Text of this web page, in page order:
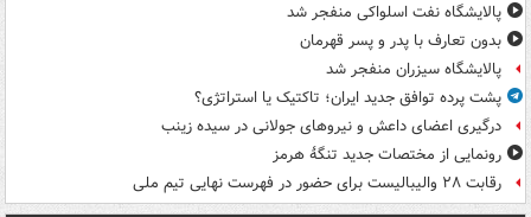
پالایشگاه نفت اسلواکی منفجر شد
بدون تعارف با پدر و پسر قهرمان
پالایشگاه سیزران منفجر شد
پشت پرده توافق جدید ایران؛ تاکتیک یا استراتژی؟
درگیری اعضای داعش و نیروهای جولانی در سیده زینب
رونمایی از مختصات جدید تنگۀ هرمز
رقابت ۲۸ والیبالیست برای حضور در فهرست نهایی تیم ملی